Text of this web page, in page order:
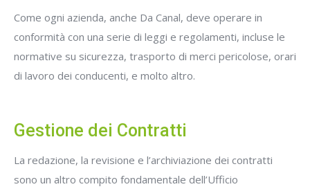
Come ogni azienda, anche Da Canal, deve operare in
conformità con una serie di leggi e regolamenti, incluse le
normative su sicurezza, trasporto di merci pericolose, orari
di lavoro dei conducenti, e molto altro.
Gestione dei Contratti
La redazione, la revisione e l’archiviazione dei contratti
sono un altro compito fondamentale dell’Ufficio